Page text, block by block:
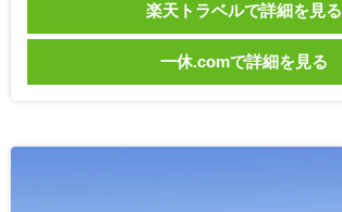
楽天トラベルで詳細を見る
一休.comで詳細を見る